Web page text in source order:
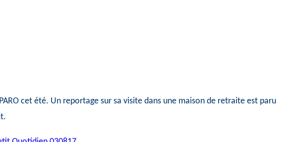
cet été. Un reportage sur sa visite dans une maison de retraite est paru
t.